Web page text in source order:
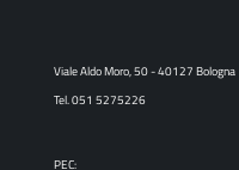
Viale Aldo Moro, 50 - 40127 Bologna
Tel. 051 5275226
PEC: